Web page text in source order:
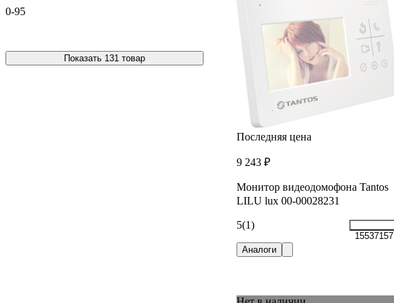
0-95
Показать 131 товар
Последняя цена
9 243 ₽
Монитор видеодомофона Tantos
LILU lux 00-00028231
5(1)
15537157
Аналоги